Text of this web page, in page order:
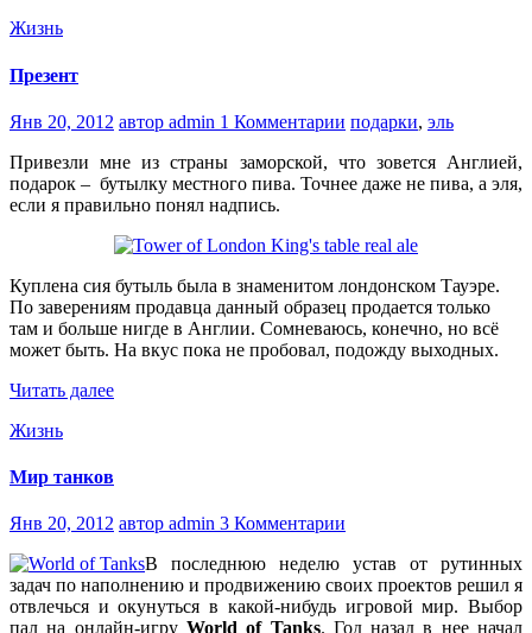
Жизнь
Презент
Янв 20, 2012 автор admin 1 Комментарии подарки, эль
Привезли мне из страны заморской, что зовется Англией,
подарок – бутылку местного пива. Точнее даже не пива, а эля,
если я правильно понял надпись.
Куплена сия бутыль была в знаменитом лондонском Тауэре.
По заверениям продавца данный образец продается только
там и больше нигде в Англии. Сомневаюсь, конечно, но всё
может быть. На вкус пока не пробовал, подожду выходных.
Читать далее
Жизнь
Мир танков
Янв 20, 2012 автор admin 3 Комментарии
В последнюю неделю устав от рутинных
задач по наполнению и продвижению своих проектов решил я
отвлечься и окунуться в какой-нибудь игровой мир. Выбор
пал на онлайн-игру World of Tanks. Год назад в нее начал